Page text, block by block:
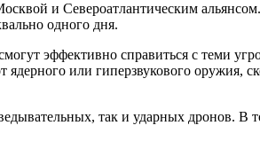
и Североатлантическим
одного дня.
эффективно справиться с теми
или гиперзвукового оружия,
так и ударных дронов. В